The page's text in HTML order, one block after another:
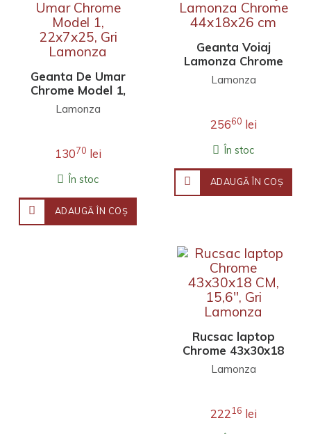
Geanta De Umar
Chrome Model 1,
22x7x25, Gri
Lamonza
13070 lei
În stoc
ADAUGĂ ÎN COŞ
Geanta Voiaj
Lamonza Chrome
44x18x26 cm
Lamonza
25660 lei
În stoc
ADAUGĂ ÎN COŞ
Rucsac laptop
Chrome 43x30x18
CM, 15,6", Gri
Lamonza
22216 lei